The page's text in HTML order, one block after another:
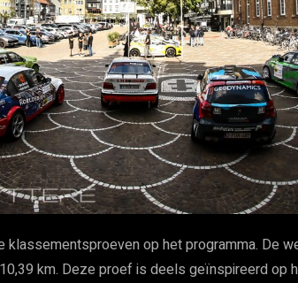
klassementsproeven op het programma. De
km. Deze proef is deels geïnspireerd op